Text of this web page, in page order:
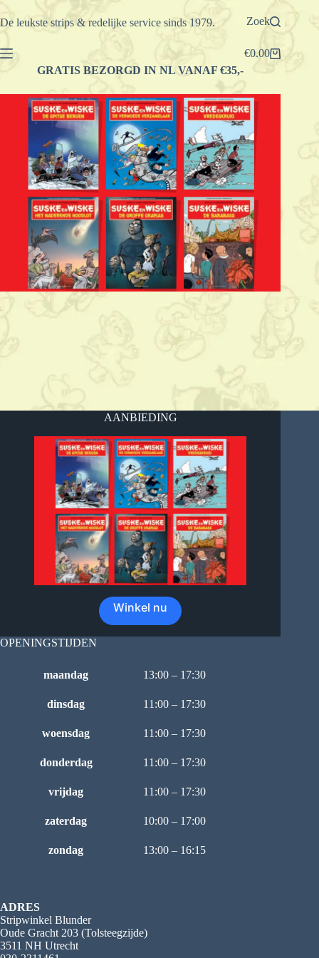
Ga
naar
De leukste strips & redelijke service sinds 1979. Zoek
Winkelwagen
€0.00
GRATIS BEZORGD IN NL VANAF €35,-
AANBIEDING
Winkel nu
OPENINGSTIJDEN
maandag 13:00 – 17:30
dinsdag 11:00 – 17:30
woensdag 11:00 – 17:30
donderdag 11:00 – 17:30
vrijdag 11:00 – 17:30
zaterdag 10:00 – 17:00
zondag 13:00 – 16:15
ADRES
Stripwinkel Blunder
Oude Gracht 203 (Tolsteegzijde)
3511 NH Utrecht